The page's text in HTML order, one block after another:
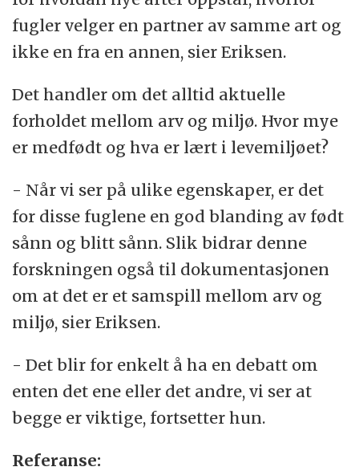
fugler velger en partner av samme art og
ikke en fra en annen, sier Eriksen.
Det handler om det alltid aktuelle
forholdet mellom arv og miljø. Hvor mye
er medfødt og hva er lært i levemiljøet?
- Når vi ser på ulike egenskaper, er det
for disse fuglene en god blanding av født
sånn og blitt sånn. Slik bidrar denne
forskningen også til dokumentasjonen
om at det er et samspill mellom arv og
miljø, sier Eriksen.
- Det blir for enkelt å ha en debatt om
enten det ene eller det andre, vi ser at
begge er viktige, fortsetter hun.
Referanse: